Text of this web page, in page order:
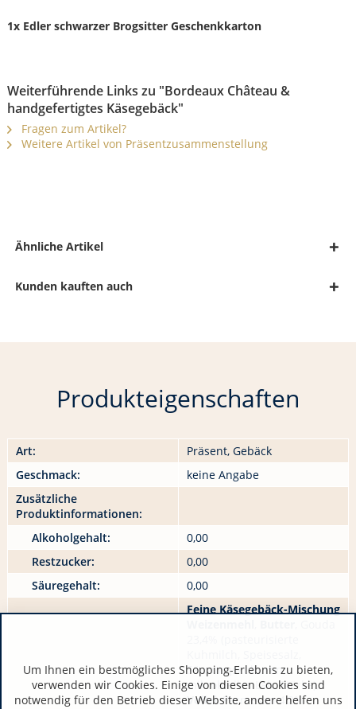
1x Edler schwarzer Brogsitter Geschenkkarton
Weiterführende Links zu "Bordeaux Château &
handgefertigtes Käsegebäck"
Fragen zum Artikel?
Weitere Artikel von Präsentzusammenstellung
Ähnliche Artikel
Kunden kauften auch
Produkteigenschaften
Art:
Präsent, Gebäck
Geschmack:
keine Angabe
Zusätzliche
Produktinformationen:
Alkoholgehalt:
0,00
Restzucker:
0,00
Säuregehalt:
0,00
Feine Käsegebäck-Mischung
Säurungskulturen,
mikrobielles Lab, Stärke),
Vollei, Parmesan 4,2%
Um Ihnen ein bestmögliches Shopping-Erlebnis zu bieten,
verwenden wir Cookies. Einige von diesen Cookies sind
notwendig für den Betrieb dieser Website, andere helfen uns